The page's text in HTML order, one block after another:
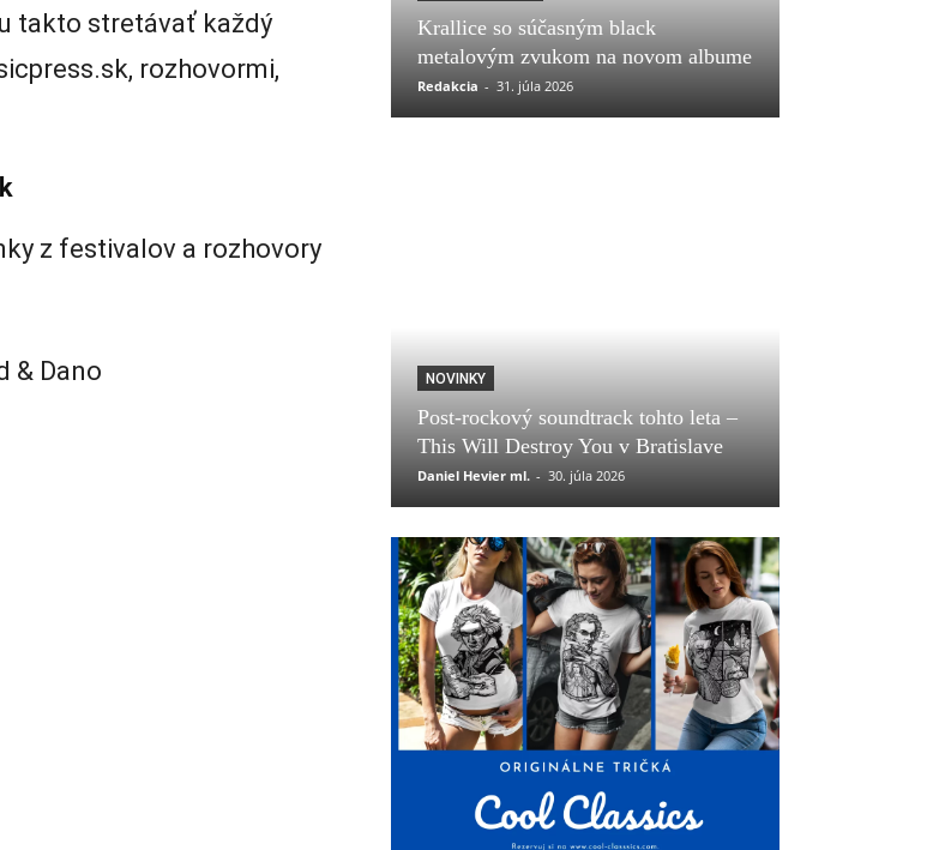
takto stretávať každý
rozhovormi,
z festivalov a rozhovory
& Dano
Krallice so súčasným black
metalovým zvukom na novom albume
Redakcia - 31. júla 2026
NOVINKY
Post-rockový soundtrack tohto leta –
This Will Destroy You v Bratislave
Daniel Hevier ml. - 30. júla 2026